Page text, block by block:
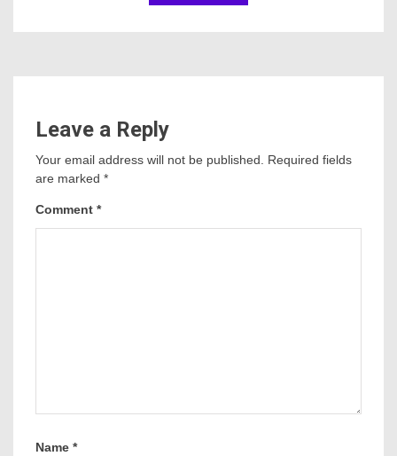
Leave a Reply
Your email address will not be published. Required fields
are marked *
Comment *
Name *